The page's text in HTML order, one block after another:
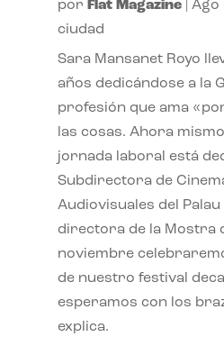
por Flat Magazine| Ago
ciudad
Sara Mansanet Royo
años dedicándose a la
profesión que ama
las cosas. Ahora
jornada laboral está
Subdirectora de
Audiovisuales del Palau
directora de la Mostra
noviembre
de nuestro festival
esperamos con los
explica.